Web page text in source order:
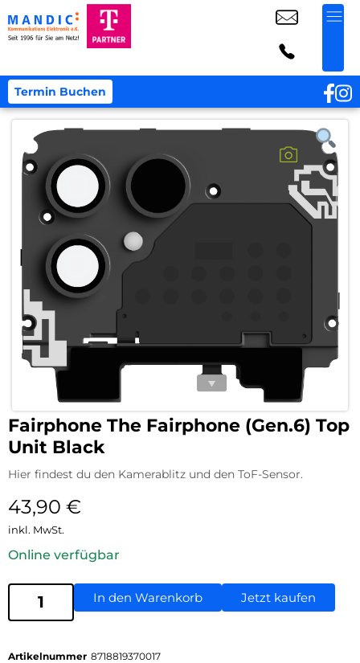
Termin Buchen
Fairphone The Fairphone (Gen.6) Top
Unit Black
Hier findest du den Kamerablitz und den ToF-Sensor.
43,90 €
inkl. MwSt.
Online verfügbar
In den Warenkorb Jetzt kaufen
Artikelnummer 8718819370017